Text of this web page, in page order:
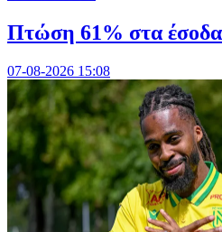
Πτώση 61% στα
07-08-2026 15:08